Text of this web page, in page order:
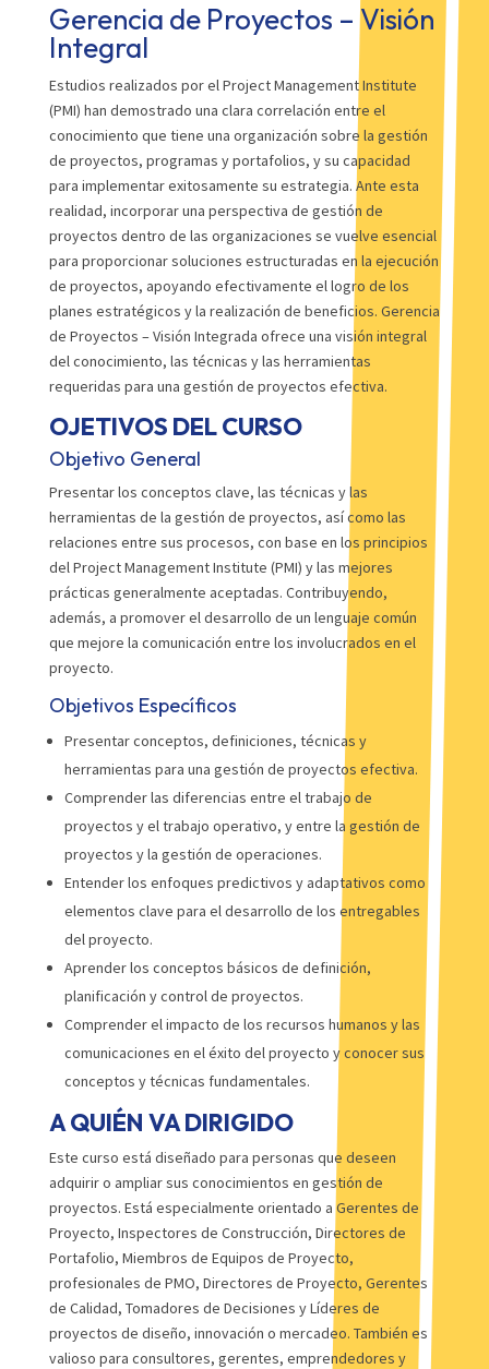
Gerencia de Proyectos – Visión
Integral
Estudios realizados por el Project Management Institute
(PMI) han demostrado una clara correlación entre el
conocimiento que tiene una organización sobre la gestión
de proyectos, programas y portafolios, y su capacidad
para implementar exitosamente su estrategia. Ante esta
realidad, incorporar una perspectiva de gestión de
proyectos dentro de las organizaciones se vuelve esencial
para proporcionar soluciones estructuradas en la ejecución
de proyectos, apoyando efectivamente el logro de los
planes estratégicos y la realización de beneficios. Gerencia
de Proyectos – Visión Integrada ofrece una visión integral
del conocimiento, las técnicas y las herramientas
requeridas para una gestión de proyectos efectiva.
OJETIVOS DEL CURSO
Objetivo General
Presentar los conceptos clave, las técnicas y las
herramientas de la gestión de proyectos, así como las
relaciones entre sus procesos, con base en los principios
del Project Management Institute (PMI) y las mejores
prácticas generalmente aceptadas. Contribuyendo,
además, a promover el desarrollo de un lenguaje común
que mejore la comunicación entre los involucrados en el
proyecto.
Objetivos Específicos
Presentar conceptos, definiciones, técnicas y
herramientas para una gestión de proyectos efectiva.
Comprender las diferencias entre el trabajo de
proyectos y el trabajo operativo, y entre la gestión de
proyectos y la gestión de operaciones.
Entender los enfoques predictivos y adaptativos como
elementos clave para el desarrollo de los entregables
del proyecto.
Aprender los conceptos básicos de definición,
planificación y control de proyectos.
Comprender el impacto de los recursos humanos y las
comunicaciones en el éxito del proyecto y conocer sus
conceptos y técnicas fundamentales.
A QUIÉN VA DIRIGIDO
Este curso está diseñado para personas que deseen
adquirir o ampliar sus conocimientos en gestión de
proyectos. Está especialmente orientado a Gerentes de
Proyecto, Inspectores de Construcción, Directores de
Portafolio, Miembros de Equipos de Proyecto,
profesionales de PMO, Directores de Proyecto, Gerentes
de Calidad, Tomadores de Decisiones y Líderes de
proyectos de diseño, innovación o mercadeo. También es
valioso para consultores, gerentes, emprendedores y